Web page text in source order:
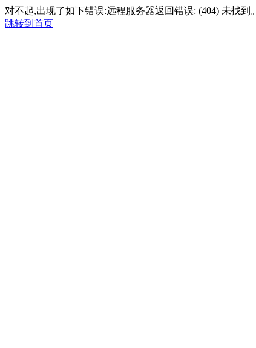
对不起,出现了如下错误:远程服务器返回错误: (404) 未找到。
跳转到首页